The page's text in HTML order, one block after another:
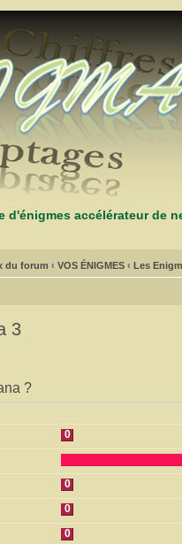
d'énigmes accélérateur de
du forum ‹ VOS ÉNIGMES ‹ Les
3
?
0
0
0
0